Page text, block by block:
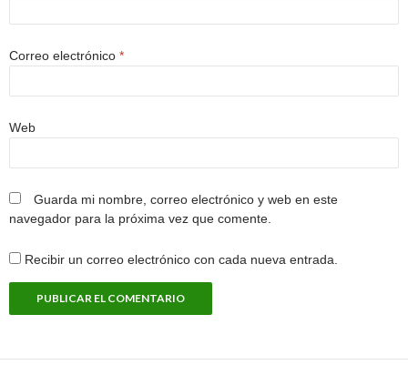
Correo electrónico *
Web
Guarda mi nombre, correo electrónico y web en este
navegador para la próxima vez que comente.
Recibir un correo electrónico con cada nueva entrada.